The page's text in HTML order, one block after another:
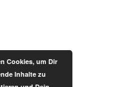
Cookies, um Dir
Inhalte zu